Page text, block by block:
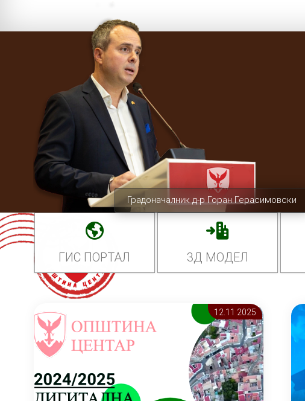
Градоначалник д-р Горан Герасимовски
ГИС ПОРТАЛ 3Д МОДЕЛ
12.11 2025